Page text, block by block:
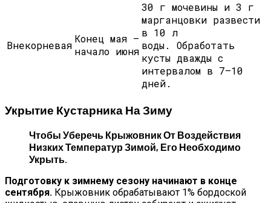
Внекорневая
Конец мая —
начало июня
30 г мочевины и 3 г
марганцовки развести
в 10 л
воды. Обработать
кусты дважды с
интервалом в 7–10
дней.
Укрытие Кустарника На Зиму
Чтобы Уберечь Крыжовник От Воздействия
Низких Температур Зимой, Его Необходимо
Укрыть.
Подготовку к зимнему сезону начинают в конце
сентября. Крыжовник обрабатывают 1% бордоской